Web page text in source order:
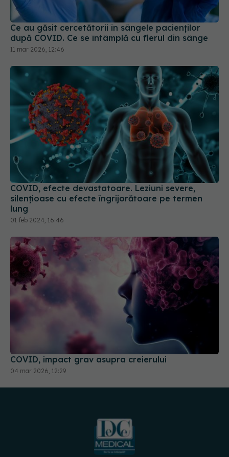
Ce au găsit cercetătorii în sângele pacienților
după COVID. Ce se întâmplă cu fierul din sânge
11 mar 2026, 12:46
COVID, efecte devastatoare. Leziuni severe,
silențioase cu efecte îngrijorătoare pe termen
lung
01 feb 2024, 16:46
COVID, impact grav asupra creierului
URMĂREȘTE-NE PE: